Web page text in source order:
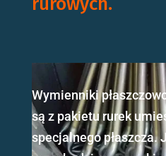
Wymienniki
są z pakietu rurek
specjalnego płaszcza.